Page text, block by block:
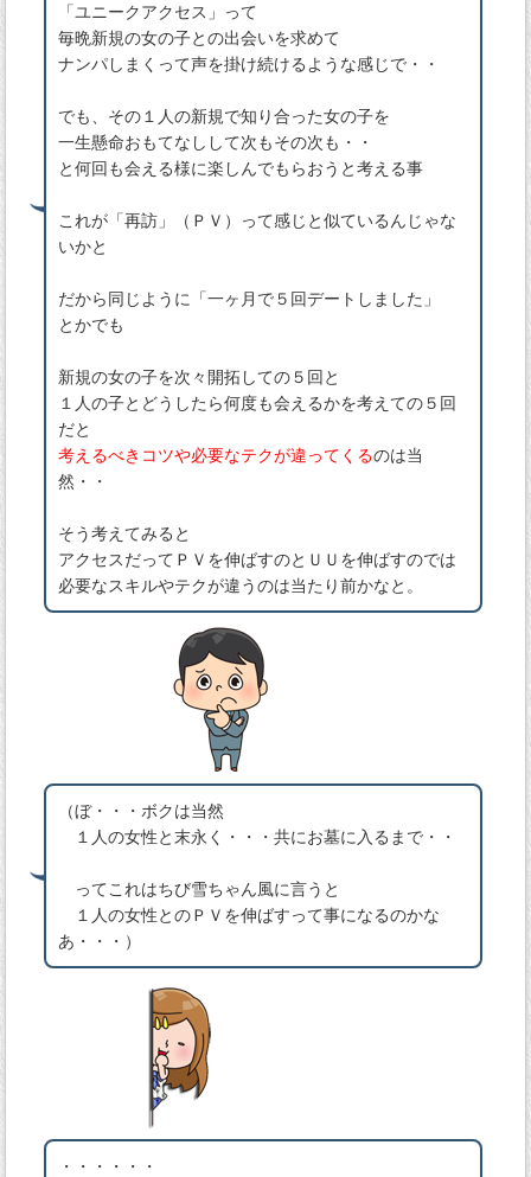
「ユニークアクセス」って
毎晩新規の女の子との出会いを求めて
ナンパしまくって声を掛け続けるような感じで・・
でも、その１人の新規で知り合った女の子を
一生懸命おもてなしして次もその次も・・
と何回も会える様に楽しんでもらおうと考える事
これが「再訪」（ＰＶ）って感じと似ているんじゃな
いかと
だから同じように「一ヶ月で５回デートしました」
とかでも
新規の女の子を次々開拓しての５回と
１人の子とどうしたら何度も会えるかを考えての５回
だと
考えるべきコツや必要なテクが違ってくるのは当
然・・
そう考えてみると
アクセスだってＰＶを伸ばすのとＵＵを伸ばすのでは
必要なスキルやテクが違うのは当たり前かなと。
（ぼ・・・ボクは当然
１人の女性と末永く・・・共にお墓に入るまで・・
ってこれはちび雪ちゃん風に言うと
１人の女性とのＰＶを伸ばすって事になるのかな
あ・・・）
・・・・・・